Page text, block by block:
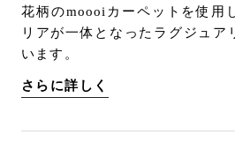
花柄のmoooiカーペットを使用
リアが一体となったラグジュア
います。
さらに詳しく